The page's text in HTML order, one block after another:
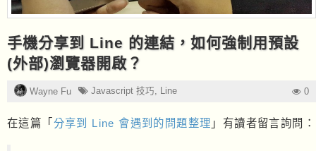
手機分享到 Line 的連結，如何強制用預設
(外部)瀏覽器開啟？
Wayne Fu Javascript 技巧, Line 0
在這篇「 分享到 Line 會遇到的問題整理 」有讀者留言詢問：